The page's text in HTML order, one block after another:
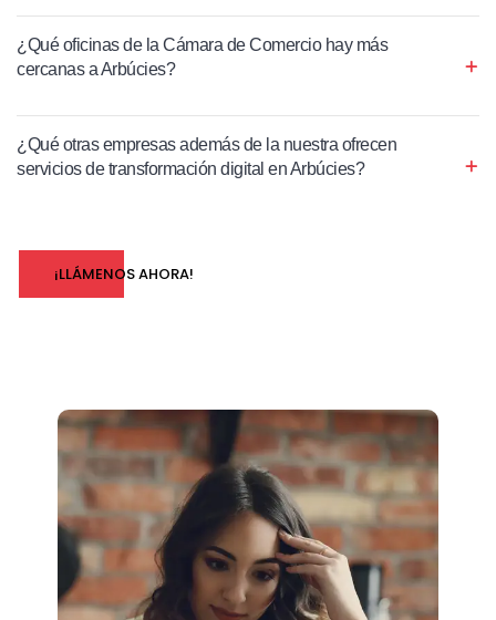
¿Qué oficinas de la Cámara de Comercio hay más
cercanas a Arbúcies?
¿Qué otras empresas además de la nuestra ofrecen
servicios de transformación digital en Arbúcies?
¡LLÁMENOS AHORA!